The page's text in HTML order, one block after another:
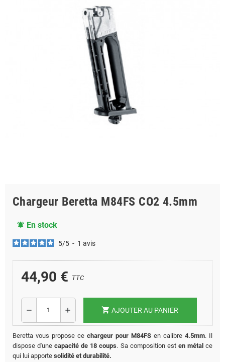
Chargeur Beretta M84FS CO2 4.5mm
notifications_active En stock
5/5 - 1 avis
44,90 € TTC
remove add shopping_cart AJOUTER AU PANIER
Beretta vous propose ce chargeur pour M84FS en calibre 4.5mm. Il
dispose d'unecapacité de 18 coups. Sa composition est en métal ce
qui lui apporte solidité et durabilité.